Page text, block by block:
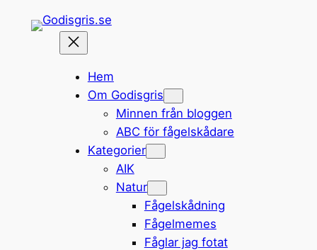
Hem
Om Godisgris
Minnen från bloggen
ABC för fågelskådare
Kategorier
AIK
Natur
Fågelskådning
Fågelmemes
Fåglar jag fotat